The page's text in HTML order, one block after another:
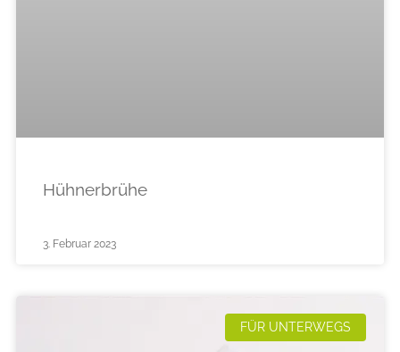
Hühnerbrühe
3. Februar 2023
FÜR UNTERWEGS